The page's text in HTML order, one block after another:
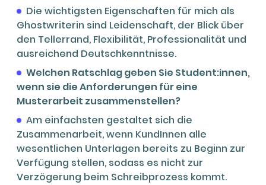
Die wichtigsten Eigenschaften für mich als
Ghostwriterin sind Leidenschaft, der Blick über
den Tellerrand, Flexibilität, Professionalität und
ausreichend Deutschkenntnisse.
Welchen Ratschlag geben Sie Student:innen,
wenn sie die Anforderungen für eine
Musterarbeit zusammenstellen?
Am einfachsten gestaltet sich die
Zusammenarbeit, wenn KundInnen alle
wesentlichen Unterlagen bereits zu Beginn zur
Verfügung stellen, sodass es nicht zur
Verzögerung beim Schreibprozess kommt.